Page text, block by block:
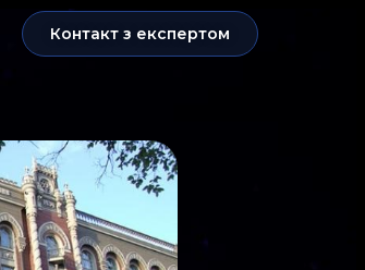
Контакт з експертом